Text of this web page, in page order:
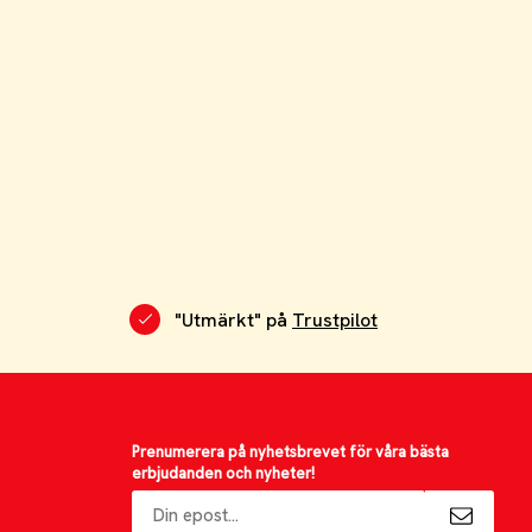
"Utmärkt" på Trustpilot
Prenumerera på nyhetsbrevet för våra bästa
erbjudanden och nyheter!